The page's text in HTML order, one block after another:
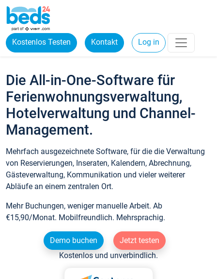
Kostenlos Testen Kontakt Log in
Die All-in-One-Software für
Ferienwohnungsverwaltung,
Hotelverwaltung und Channel-
Management.
Mehrfach ausgezeichnete Software, für die die Verwaltung
von Reservierungen, Inseraten, Kalendern, Abrechnung,
Gästeverwaltung, Kommunikation und vieler weiterer
Abläufe an einem zentralen Ort.
Mehr Buchungen, weniger manuelle Arbeit. Ab
€15,90/Monat. Mobilfreundlich. Mehrsprachig.
Demo buchen
Jetzt testen
Kostenlos und unverbindlich.